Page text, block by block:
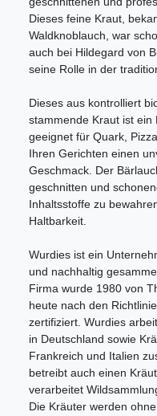
Dieses feine Kraut,
Waldknoblauch, war
auch bei Hildegard von
seine Rolle in der
Dieses aus kontrolliert
stammende Kraut ist ein
geeignet für Quark,
Ihren Gerichten einen
Geschmack. Der
geschnitten und
Inhaltsstoffe zu
Haltbarkeit.
Wurdies ist ein
und nachhaltig
Firma wurde 1980 von
heute nach den
zertifiziert. Wurdies
in Deutschland sowie
Frankreich und Italien
betreibt auch einen
verarbeitet
Die Kräuter werden